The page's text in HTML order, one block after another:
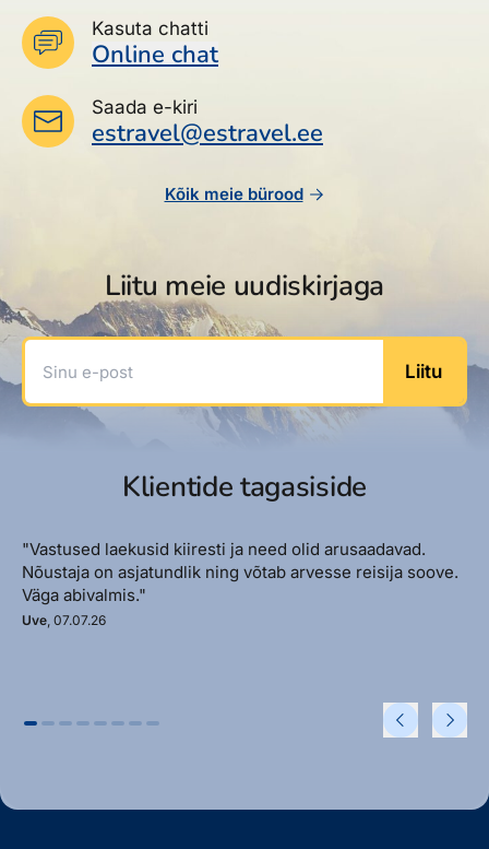
Kasuta chatti
Online chat
Saada e-kiri
estravel@estravel.ee
Kõik meie bürood
Liitu meie uudiskirjaga
Sinu e-post
Liitu
Klientide tagasiside
"Vastused laekusid kiiresti ja need olid arusaadavad.
Nõustaja on asjatundlik ning võtab arvesse reisija soove.
Väga abivalmis."
Uve, 07.07.26